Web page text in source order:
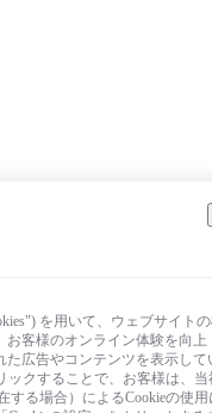
を用いて、ウェブサイト
客様のオンライン体験を向上
た広告やコンテンツを表示して
ックすることで、お客様は、当
する場合）によるCookieの使用